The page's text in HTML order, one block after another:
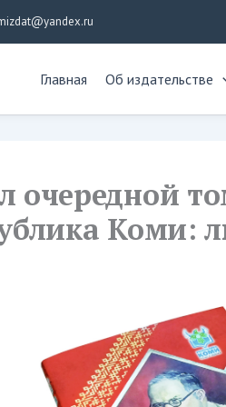
Главная Об издательстве
очередной
Коми: